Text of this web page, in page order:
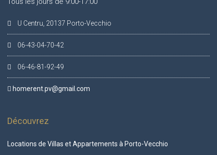
U Centru, 20137 Porto-Vecchio
06-43-04-70-42
06-46-81-92-49
homerent.pv@gmail.com
Découvrez
Locations de Villas et Appartements à Porto-Vecchio